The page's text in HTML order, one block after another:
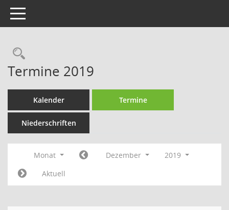
Toggle navigation
Rechercheauswahl
Termine 2019
Kalender Termine
Niederschriften
Monat Dezember
2019
Aktuell